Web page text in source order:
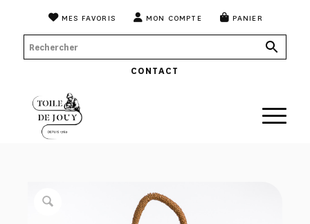
MES FAVORIS MON COMPTE PANIER
CONTACT